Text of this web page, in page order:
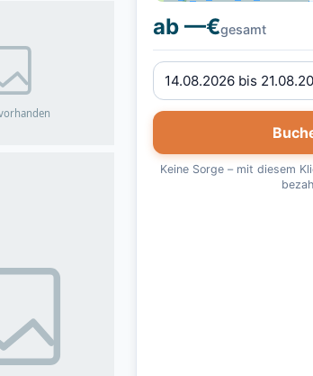
ab —€gesamt
Keine Sorge – mit diesem